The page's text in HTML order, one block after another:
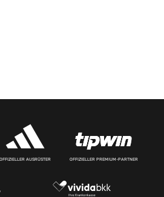
OFFIZIELLER AUSRÜSTER OFFIZIELLER PREMIUM-PARTNER